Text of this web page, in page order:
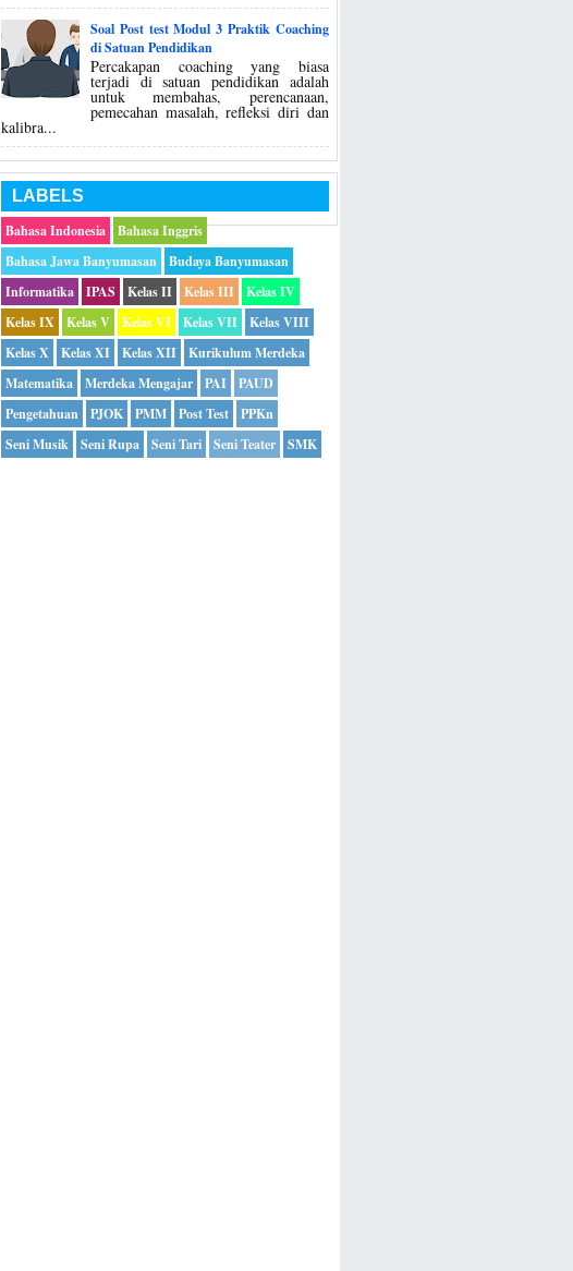
Soal Post test Modul 3 Praktik Coaching
di Satuan Pendidikan
Percakapan coaching yang biasa
terjadi di satuan pendidikan adalah
untuk membahas, perencanaan,
pemecahan masalah, refleksi diri dan
kalibra...
LABELS
Bahasa Indonesia
Bahasa Inggris
Bahasa Jawa Banyumasan
Budaya Banyumasan
Informatika
IPAS Kelas II Kelas III
Kelas IV
Kelas IX
Kelas V Kelas VI Kelas VII
Kelas VIII
Kelas X
Kelas XI Kelas XII
Kurikulum Merdeka
Matematika
Merdeka Mengajar PAI
PAUD
Pengetahuan
PJOK PMM Post Test
PPKn
Seni Musik
Seni Rupa Seni Tari Seni Teater SMK